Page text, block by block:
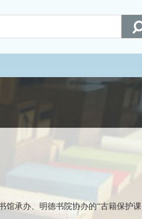
馆承办、明德书院协办的“古籍保护课